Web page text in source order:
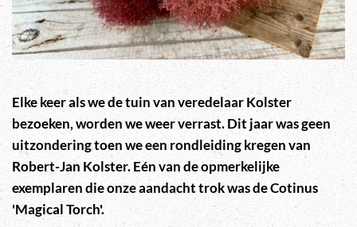
Elke keer als we de tuin van veredelaar Kolster
bezoeken, worden we weer verrast. Dit jaar was geen
uitzondering toen we een rondleiding kregen van
Robert-Jan Kolster. Eén van de opmerkelijke
exemplaren die onze aandacht trok was de Cotinus
'Magical Torch'.